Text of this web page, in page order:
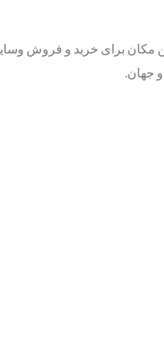
مکان برای خرید و فروش
جهان.